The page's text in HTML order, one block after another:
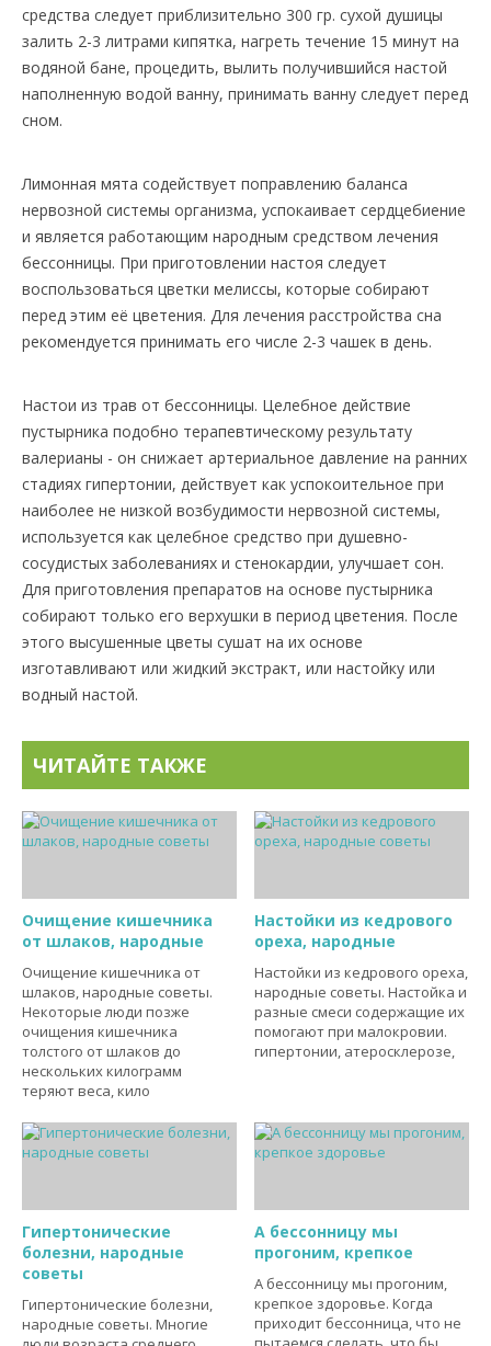
средства следует приблизительно 300 гр. сухой душицы
залить 2-3 литрами кипятка, нагреть течение 15 минут на
водяной бане, процедить, вылить получившийся настой
наполненную водой ванну, принимать ванну следует перед
сном.
Лимонная мята содействует поправлению баланса
нервозной системы организма, успокаивает сердцебиение
и является работающим народным средством лечения
бессонницы. При приготовлении настоя следует
воспользоваться цветки мелиссы, которые собирают
перед этим её цветения. Для лечения расстройства сна
рекомендуется принимать его числе 2-3 чашек в день.
Настои из трав от бессонницы. Целебное действие
пустырника подобно терапевтическому результату
валерианы - он снижает артериальное давление на ранних
стадиях гипертонии, действует как успокоительное при
наиболее не низкой возбудимости нервозной системы,
используется как целебное средство при душевно-
сосудистых заболеваниях и стенокардии, улучшает сон.
Для приготовления препаратов на основе пустырника
собирают только его верхушки в период цветения. После
этого высушенные цветы сушат на их основе
изготавливают или жидкий экстракт, или настойку или
водный настой.
ЧИТАЙТЕ ТАКЖЕ
Очищение кишечника
от шлаков, народные
Очищение кишечника от
шлаков, народные советы.
Некоторые люди позже
очищения кишечника
толстого от шлаков до
нескольких килограмм
теряют веса, кило
Настойки из кедрового
ореха, народные
Настойки из кедрового ореха,
народные советы. Настойка и
разные смеси содержащие их
помогают при малокровии.
гипертонии, атеросклерозе,
Гипертонические
болезни, народные
советы
Гипертонические болезни,
народные советы. Многие
А бессонницу мы
прогоним, крепкое
А бессонницу мы прогоним,
крепкое здоровье. Когда
приходит бессонница, что не